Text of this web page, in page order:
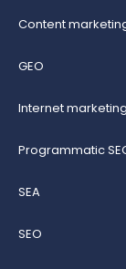
Content
GEO
Internet marketing
Programmatic
SEA
SEO